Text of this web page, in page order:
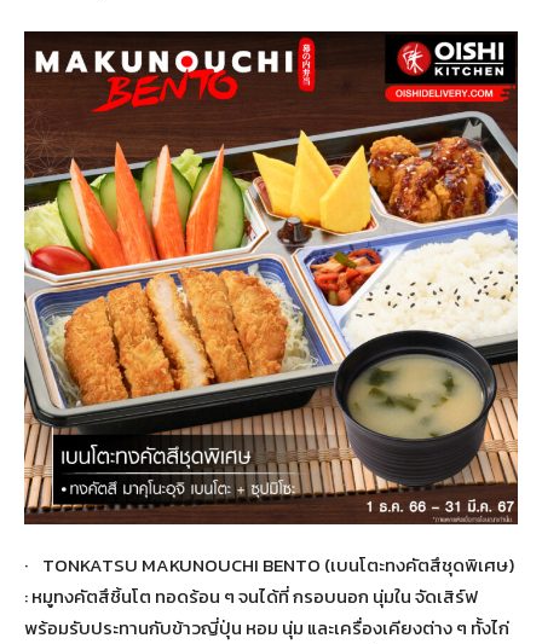
· TONKATSU MAKUNOUCHI BENTO (เบนโตะทงคัตสึชุดพิเศษ)
: หมูทงคัตสึชิ้นโต ทอดร้อน ๆ จนได้ที่ กรอบนอก นุ่มใน จัดเสิร์ฟ
พร้อมรับประทานกับข้าวญี่ปุ่น หอม นุ่ม และเครื่องเคียงต่าง ๆ ทั้งไก่